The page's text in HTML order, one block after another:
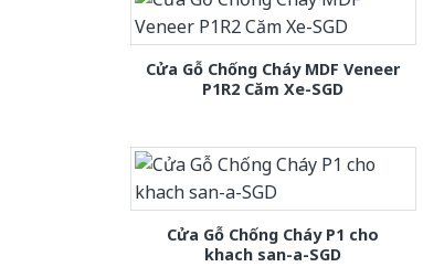
Cửa Gỗ Chống Cháy MDF Veneer
P1R2 Căm Xe-SGD
Cửa Gỗ Chống Cháy P1 cho
khach san-a-SGD